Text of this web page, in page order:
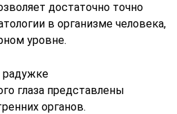
достаточно точно
в организме человека,
уровне.
радужке
глаза представлены
органов.